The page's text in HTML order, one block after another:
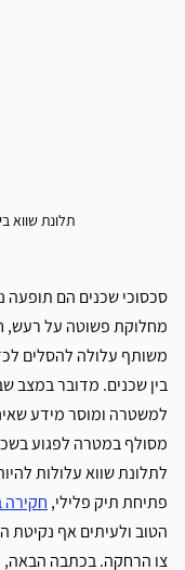
תלונת שווא
סכסוכי שכנים הם תופעה
מחלוקת פשוטה על רעש,
משותף עלולה להסלים
בין שכנים. מדובר במצב
למשטרה ומוסר מידע
מסולף במטרה לפגוע
לתלונת שווא עלולות
פתיחת תיק פלילי,
הטוב ולעיתים אף נקיטת
צו הרחקה. בכתבה הבאה,